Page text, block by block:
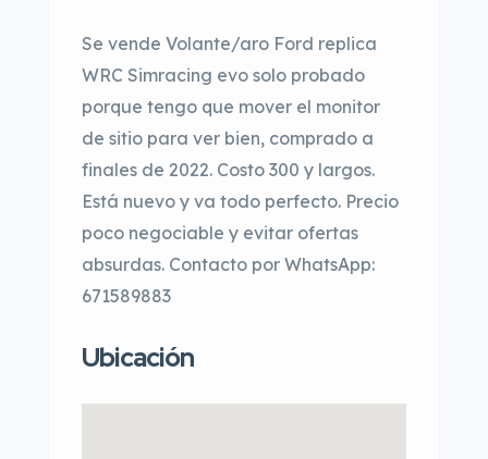
Se vende Volante/aro Ford replica
WRC Simracing evo solo probado
porque tengo que mover el monitor
de sitio para ver bien, comprado a
finales de 2022. Costo 300 y largos.
Está nuevo y va todo perfecto. Precio
poco negociable y evitar ofertas
absurdas. Contacto por WhatsApp:
671589883
Ubicación